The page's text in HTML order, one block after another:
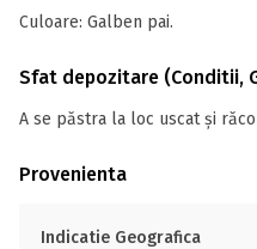
Culoare: Galben pai.
Sfat depozitare (Conditii,
A se păstra la loc uscat și
Provenienta
Indicatie Geografica